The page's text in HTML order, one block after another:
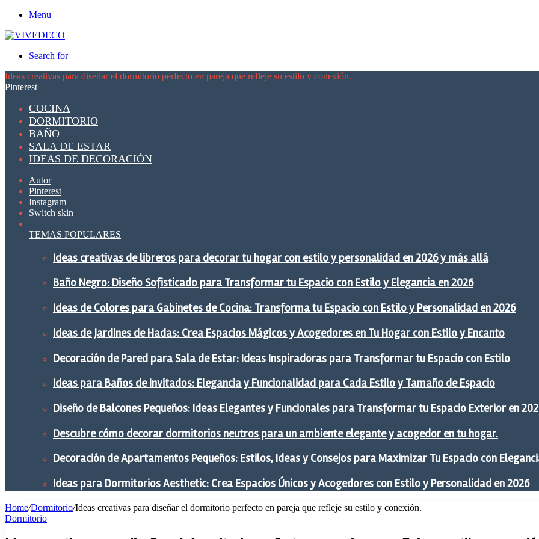
Menu
Search for
Ideas creativas para diseñar el dormitorio perfecto en pareja que refleje su estilo y conexión.
Pinterest
COCINA
DORMITORIO
BAÑO
SALA DE ESTAR
IDEAS DE DECORACIÓN
Autor
Pinterest
Instagram
Switch skin
TEMAS POPULARES
Ideas creativas de libreros para decorar tu hogar con estilo y personalidad en 2026 y más allá
Baño Negro: Diseño Sofisticado para Transformar tu Espacio con Estilo y Elegancia en 2026
Ideas de Colores para Gabinetes de Cocina: Transforma tu Espacio con Estilo y Personalidad en 2026
Ideas de Jardines de Hadas: Crea Espacios Mágicos y Acogedores en Tu Hogar con Estilo y Encanto
Decoración de Pared para Sala de Estar: Ideas Inspiradoras para Transformar tu Espacio con Estilo
Ideas para Baños de Invitados: Elegancia y Funcionalidad para Cada Estilo y Tamaño de Espacio
Diseño de Balcones Pequeños: Ideas Elegantes y Funcionales para Transformar tu Espacio Exterior en
Descubre cómo decorar dormitorios neutros para un ambiente elegante y acogedor en tu hogar.
Decoración de Apartamentos Pequeños: Estilos, Ideas y Consejos para Maximizar Tu Espacio con
Ideas para Dormitorios Aesthetic: Crea Espacios Únicos y Acogedores con Estilo y Personalidad en 2026
Home/Dormitorio/Ideas creativas para diseñar el dormitorio perfecto en pareja que refleje su estilo y conexión.
Dormitorio